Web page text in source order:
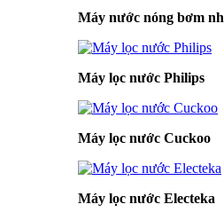
Máy nước nóng bơm
Máy lọc nước Philips
Máy lọc nước Cuckoo
Máy lọc nước Electeka